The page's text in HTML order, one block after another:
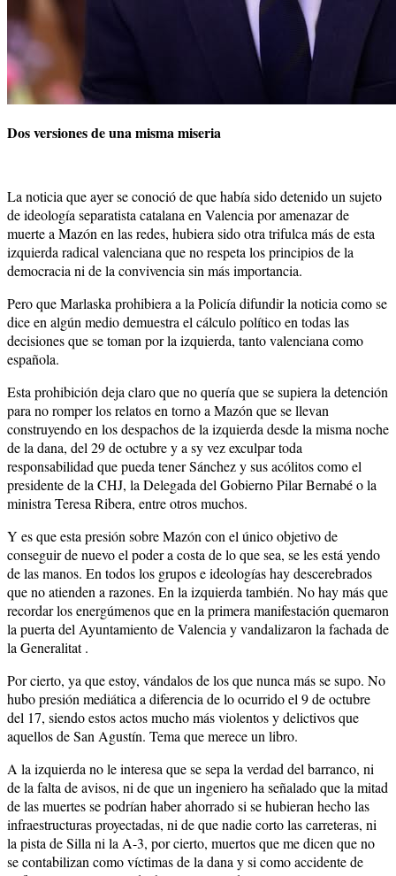
Dos versiones de una misma miseria
La noticia que ayer se conoció de que había sido detenido un sujeto
de ideología separatista catalana en Valencia por amenazar de
muerte a Mazón en las redes, hubiera sido otra trifulca más de esta
izquierda radical valenciana que no respeta los principios de la
democracia ni de la convivencia sin más importancia.
Pero que Marlaska prohibiera a la Policía difundir la noticia como se
dice en algún medio demuestra el cálculo político en todas las
decisiones que se toman por la izquierda, tanto valenciana como
española.
Esta prohibición deja claro que no quería que se supiera la detención
para no romper los relatos en torno a Mazón que se llevan
construyendo en los despachos de la izquierda desde la misma noche
de la dana, del 29 de octubre y a sy vez exculpar toda
responsabilidad que pueda tener Sánchez y sus acólitos como el
presidente de la CHJ, la Delegada del Gobierno Pilar Bernabé o la
ministra Teresa Ribera, entre otros muchos.
Y es que esta presión sobre Mazón con el único objetivo de
conseguir de nuevo el poder a costa de lo que sea, se les está yendo
de las manos. En todos los grupos e ideologías hay descerebrados
que no atienden a razones. En la izquierda también. No hay más que
recordar los energúmenos que en la primera manifestación quemaron
la puerta del Ayuntamiento de Valencia y vandalizaron la fachada de
la Generalitat .
Por cierto, ya que estoy, vándalos de los que nunca más se supo. No
hubo presión mediática a diferencia de lo ocurrido el 9 de octubre
del 17, siendo estos actos mucho más violentos y delictivos que
aquellos de San Agustín. Tema que merece un libro.
A la izquierda no le interesa que se sepa la verdad del barranco, ni
de la falta de avisos, ni de que un ingeniero ha señalado que la mitad
de las muertes se podrían haber ahorrado si se hubieran hecho las
infraestructuras proyectadas, ni de que nadie corto las carreteras, ni
la pista de Silla ni la A-3, por cierto, muertos que me dicen que no
se contabilizan como víctimas de la dana y si como accidente de